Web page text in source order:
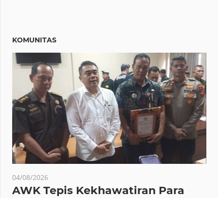
KOMUNITAS
04/08/2026
AWK Tepis Kekhawatiran Para